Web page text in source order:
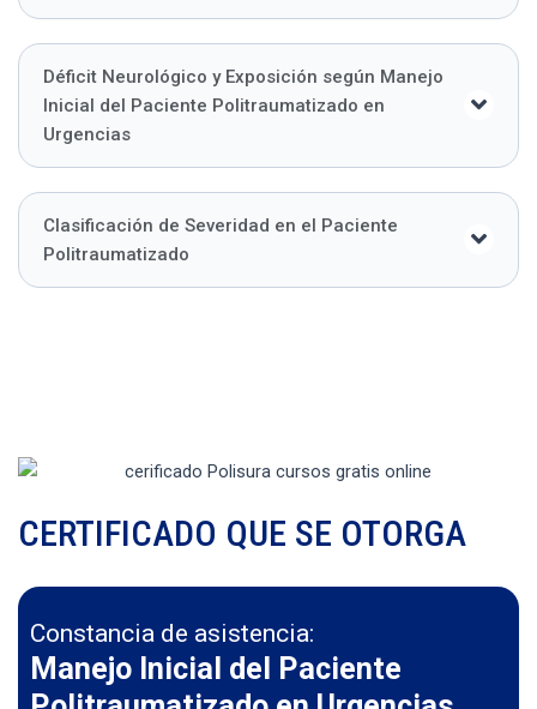
Déficit Neurológico y Exposición según Manejo
Inicial del Paciente Politraumatizado en
Urgencias
Clasificación de Severidad en el Paciente
Politraumatizado
CERTIFICADO QUE SE OTORGA
Constancia de asistencia:
Manejo Inicial del Paciente